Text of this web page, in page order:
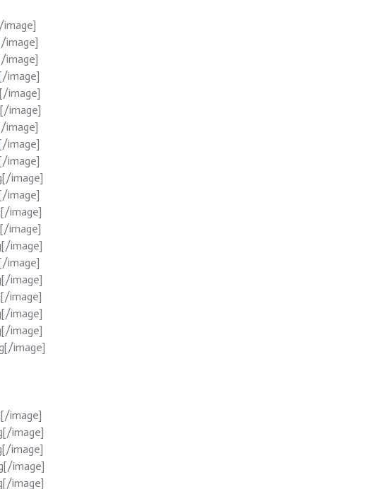
image]
image]
image]
image]
image]
image]
image]
image]
image]
image]
image]
image]
image]
image]
image]
image]
image]
image]
image]
image]
image]
image]
image]
image]